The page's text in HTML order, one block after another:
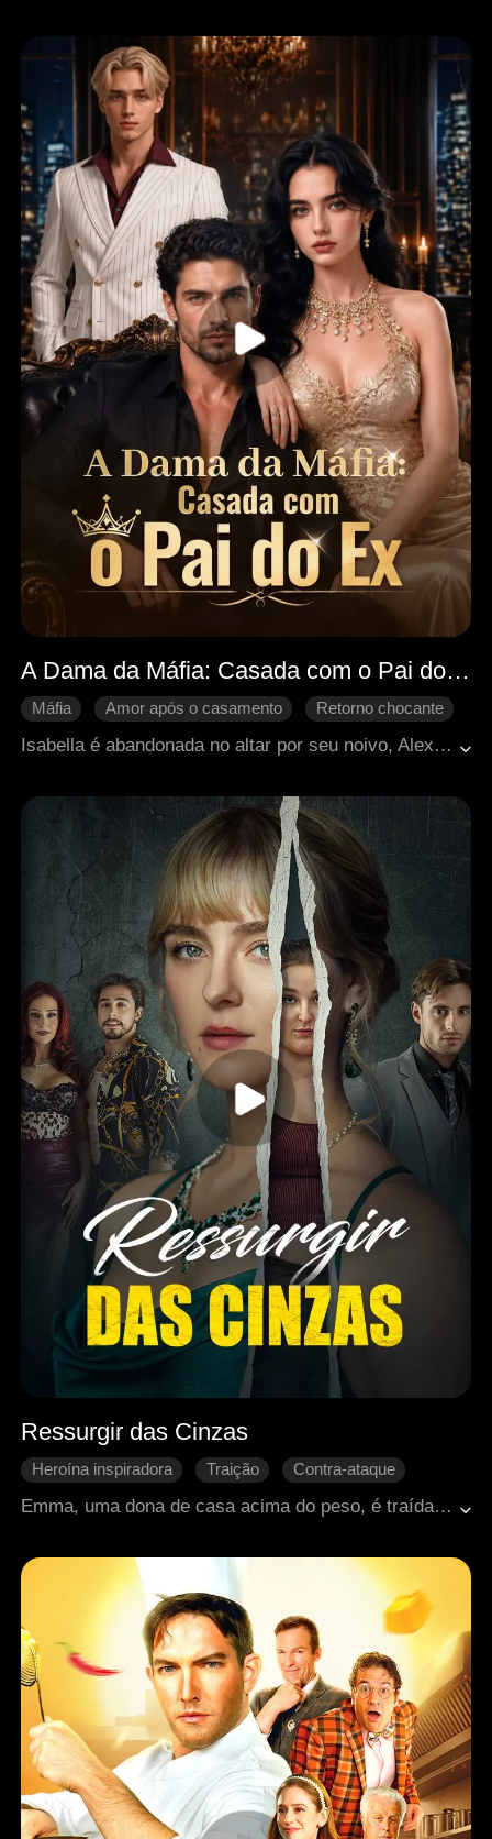
A Dama da Máfia: Casada com o Pai do Ex
Máfia Amor após o casamento
Retorno chocante
Heroína inspiradora
Isabella é abandonada no altar por seu noivo, Alex. Para manter sua honra e se vingar, ela decide se casar com o pai dele, Damien, o mais poderoso chefão da máfia. Após o casamento, com sua sagacidade e influência crescente, ela destrói seu ex, recupera a fortuna roubada de sua mãe, desmascara traições familiares e se transforma de uma noiva rejeitada em a dama da máfia. Nesse percurso, um casamento frio e de conveniência com Damien se transforma em algo verdadeiro: um amor intenso e inquebrável.
Ressurgir das Cinzas
Heroína inspiradora Traição
Contra-ataque
Emma, uma dona de casa acima do peso, é traída por seu marido Jeffrey e por sua melhor amiga, Rita. Empurrada de um penhasco e dada como morta, ela sobrevive por pouco e ressurge do túmulo movida por sede de vingança. Decidida a se vingar, Emma reencontra seu tio Chris, que vinha procurando por ela. Durante um ano, ela se dedica aos treinos, perde peso, faz cirurgias plásticas e passa por um intenso processo de transformação. Emma então se reinventa como Vivian, a única herdeira do Grupo Riley. Sua vingança começa no casamento de Jeffrey e Rita…